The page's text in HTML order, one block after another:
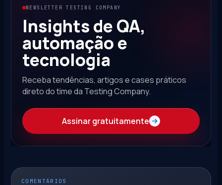
NEWSLETTER TESTING COMPANY
Insights de QA,
automação e
tecnologia
Receba tendências, artigos e cases práticos
direto do time da Testing Company.
Assinar gratuitamente
COMENTÁRIOS